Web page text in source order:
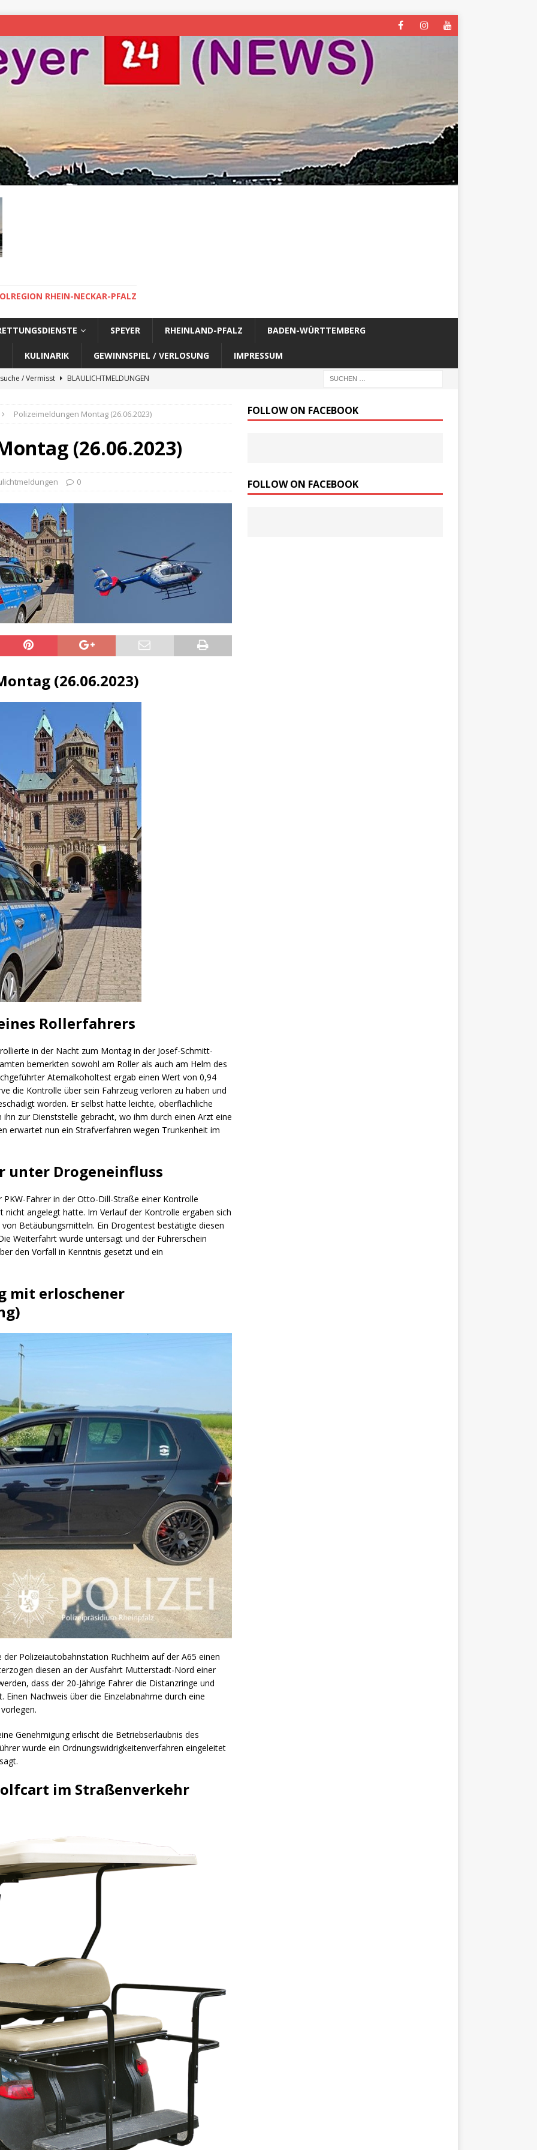
RHEIN-NECKAR-PFALZ
SPEYER RHEINLAND-PFALZ BADEN-WÜRTTEMBERG
KULINARIK GEWINNSPIEL / VERLOSUNG IMPRESSUM
/ Vermisst
BLAULICHTMELDUNGEN
/ Vermisst
BLAULICHTMELDUNGEN
/ Vermisst
SPEYER AKTUELL
BLAULICHTMELDUNGEN
/ Vermisst
BLAULICHTMELDUNGEN
Warnmeldung der Polizei
/ Öffentlichkeitsfahndung
BLAULICHTMELDUNGEN
/ Vermisste Person
BLAULICHTMELDUNGEN
Polizei
BLAULICHTMELDUNGEN
BLAULICHTMELDUNGEN
– Militärischer Übungsplatz Dudenhofen / Speyer
UMWELT
/ Geschwindigkeitsmessung für die KW 19 (05.05. –
gewinnt vor der Schweiz den Longines EEF Nations Cup im
Speyer / Brazzeltag
SPEYER
/ Speyer
SPEYER
(KCanG) BLAULICHTMELDUNGEN
Polizeimeldungen Montag (26.06.2023)
(26.06.2023)
0
(26.06.2023)
Rollerfahrers
in der Nacht zum Montag in der Josef-Schmitt-
bemerkten sowohl am Roller als auch am Helm des
Atemalkoholtest ergab einen Wert von 0,94
die Kontrolle über sein Fahrzeug verloren zu haben und
worden. Er selbst hatte leichte, oberflächliche
zur Dienststelle gebracht, wo ihm durch einen Arzt eine
erwartet nun ein Strafverfahren wegen Trunkenheit im
unter Drogeneinfluss
Fahrer in der Otto-Dill-Straße einer Kontrolle
nicht angelegt hatte. Im Verlauf der Kontrolle ergaben sich
Betäubungsmitteln. Ein Drogentest bestätigte diesen
Weiterfahrt wurde untersagt und der Führerschein
den Vorfall in Kenntnis gesetzt und ein
mit erloschener
Polizeiautobahnstation Ruchheim auf der A65 einen
diesen an der Ausfahrt Mutterstadt-Nord einer
dass der 20-Jährige Fahrer die Distanzringe und
Nachweis über die Einzelabnahme durch eine
Genehmigung erlischt die Betriebserlaubnis des
wurde ein Ordnungswidrigkeitenverfahren eingeleitet
im Straßenverkehr
FOLLOW ON FACEBOOK
FOLLOW ON FACEBOOK